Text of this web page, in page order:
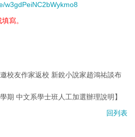
w3gdPeiNC2bWykmo8
寫。
校友作家返校 新銳小說家趙鴻祐談布
期 中文系學士班人工加選辦理說明】
回列表